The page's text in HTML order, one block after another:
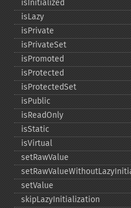
isInitialized
isLazy
isPrivate
isPrivateSet
isPromoted
isProtected
isProtectedSet
isPublic
isReadOnly
isStatic
isVirtual
setRawValue
setValue
skipLazyInitialization